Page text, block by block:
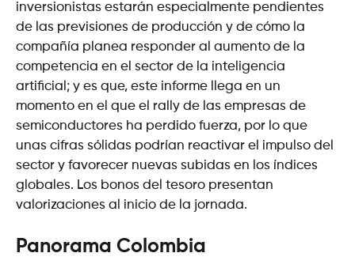
inversionistas estarán especialmente pendientes
de las previsiones de producción y de cómo la
compañía planea responder al aumento de la
competencia en el sector de la inteligencia
artificial; y es que, este informe llega en un
momento en el que el rally de las empresas de
semiconductores ha perdido fuerza, por lo que
unas cifras sólidas podrían reactivar el impulso del
sector y favorecer nuevas subidas en los índices
globales. Los bonos del tesoro presentan
valorizaciones al inicio de la jornada.
Panorama Colombia